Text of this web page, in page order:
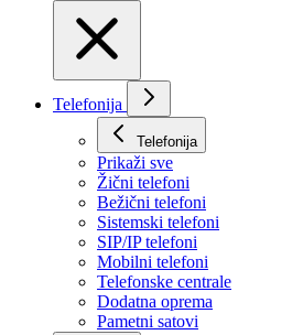
Telefonija
Telefonija
Prikaži svе
Žični telefoni
Bežični telefoni
Sistemski telefoni
SIP/IP telefoni
Mobilni telefoni
Telefonske centrale
Dodatna oprema
Pametni satovi